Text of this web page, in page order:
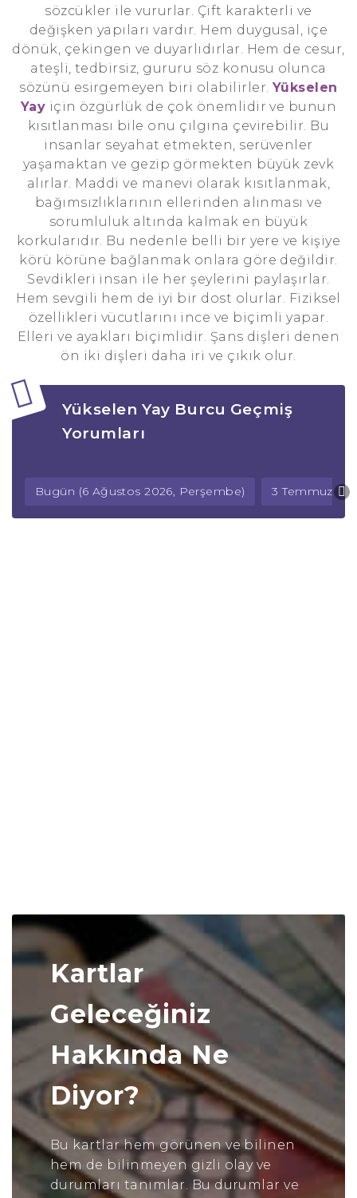
sözcükler ile vururlar. Çift karakterli ve
değişken yapıları vardır. Hem duygusal, içe
dönük, çekingen ve duyarlıdırlar. Hem de cesur,
ateşli, tedbirsiz, gururu söz konusu olunca
sözünü esirgemeyen biri olabilirler. Yükselen
Yay için özgürlük de çok önemlidir ve bunun
kısıtlanması bile onu çılgına çevirebilir. Bu
insanlar seyahat etmekten, serüvenler
yaşamaktan ve gezip görmekten büyük zevk
alırlar. Maddi ve manevi olarak kısıtlanmak,
bağımsızlıklarının ellerinden alınması ve
sorumluluk altında kalmak en büyük
korkularıdır. Bu nedenle belli bir yere ve kişiye
körü körüne bağlanmak onlara göre değildir.
Sevdikleri insan ile her şeylerini paylaşırlar.
Hem sevgili hem de iyi bir dost olurlar. Fiziksel
özellikleri vücutlarını ince ve biçimli yapar.
Elleri ve ayakları biçimlidir. Şans dişleri denen
ön iki dişleri daha iri ve çıkık olur.
Yükselen Yay Burcu Geçmiş
Yorumları
Bugün (6 Ağustos 2026, Perşembe) 3 Temmuz
Kartlar
Geleceğiniz
Hakkında Ne
Diyor?
Bu kartlar hem görünen ve bilinen
hem de bilinmeyen gizli olay ve
durumları tanımlar. Bu durumlar ve